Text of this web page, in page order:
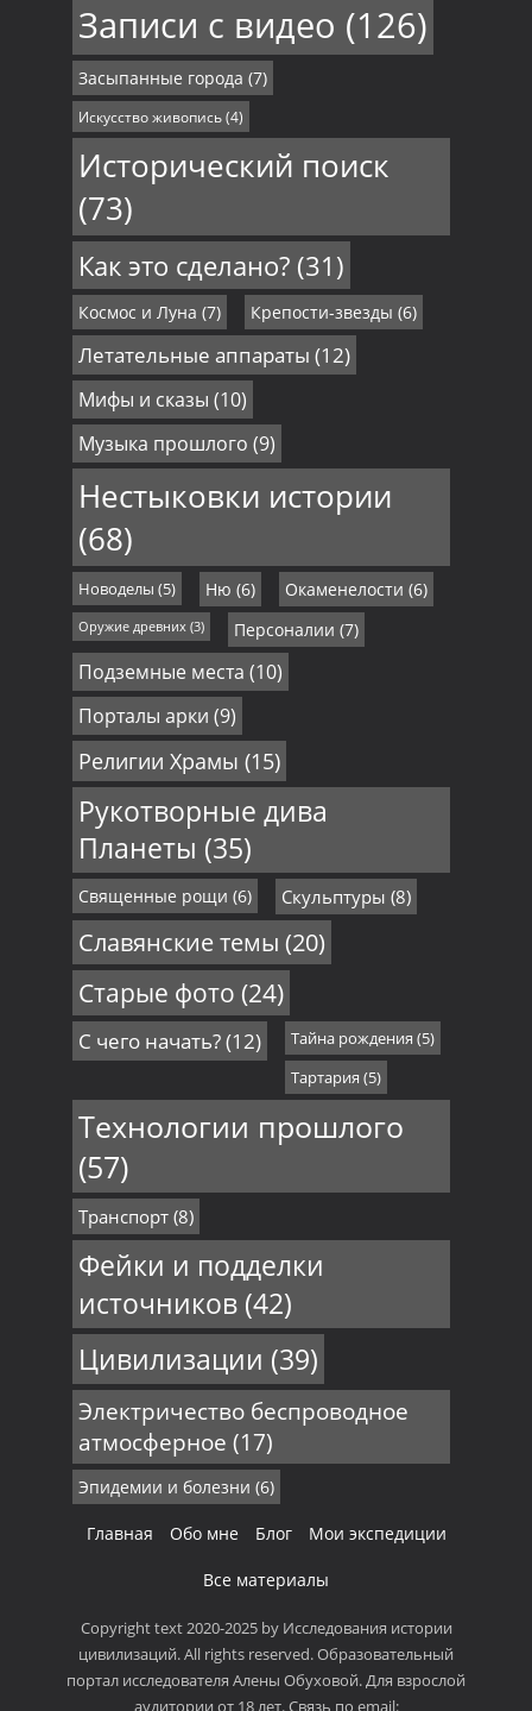
Записи с видео (126)
Засыпанные города (7)
Искусство живопись(4)
Исторический поиск
(73)
Как это сделано?(31)
Космос и Луна (7) Крепости-звезды (6)
Летательные аппараты (12)
Мифы и сказы (10)
Музыка прошлого (9)
Нестыковки истории
(68)
Новоделы (5) Ню (6) Окаменелости (6)
Оружие древних(3) Персоналии (7)
Подземные места (10)
Порталы арки (9)
Религии Храмы (15)
Рукотворные дива
Планеты (35)
Священные рощи (6) Скульптуры (8)
Славянские темы (20)
Старые фото (24)
С чего начать?(12) Тайна рождения (5)
Тартария (5)
Технологии прошлого
(57)
Транспорт(8)
Фейки и подделки
источников(42)
Цивилизации (39)
Электричество беспроводное
атмосферное (17)
Эпидемии и болезни (6)
Главная Обо мне Блог Мои экспедиции
Все материалы
Copyright text 2020-2025 by Исследования истории
цивилизаций. All rights reserved. Образовательный
портал исследователя Алены Обуховой. Для взрослой
аудитории от 18 лет. Связь по email: